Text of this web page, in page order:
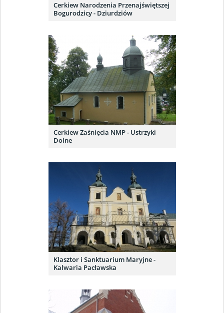
Cerkiew Narodzenia Przenajświętszej
Bogurodzicy - Dziurdziów
Cerkiew Zaśnięcia NMP - Ustrzyki
Dolne
Klasztor i Sanktuarium Maryjne -
Kalwaria Pacławska